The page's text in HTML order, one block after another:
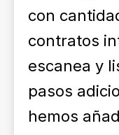
con
contratos
escanea y
pasos
hemos